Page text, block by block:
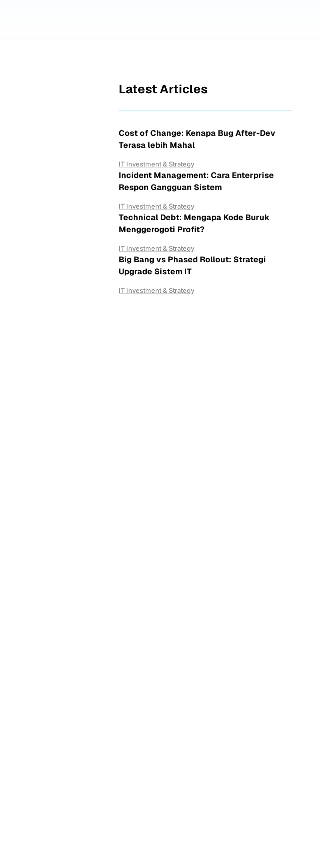
Latest Articles
Cost of Change: Kenapa Bug After-Dev
Terasa lebih Mahal
IT Investment & Strategy
Incident Management: Cara Enterprise
Respon Gangguan Sistem
IT Investment & Strategy
Technical Debt: Mengapa Kode Buruk
Menggerogoti Profit?
IT Investment & Strategy
Big Bang vs Phased Rollout: Strategi
Upgrade Sistem IT
IT Investment & Strategy